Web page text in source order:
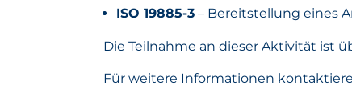
ISO 19885-3 – Bereitstellung eines
Die Teilnahme an dieser Aktivität ist
Für weitere Informationen